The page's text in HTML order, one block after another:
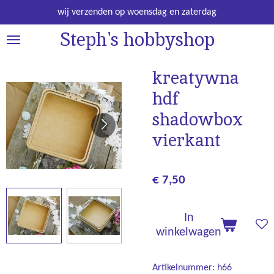
direct
naar
Steph's hobbyshop
wij verzenden op woensdag en zaterdag
kreatywna
hdf
shadowbox
vierkant
€ 7,50
In
winkelwagen
Artikelnummer: h66